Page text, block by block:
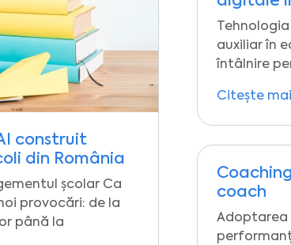
construit
din România
școlar Ca
provocări: de la
până la
auxiliar în
întâlnire
Citește
coach
Adoptarea